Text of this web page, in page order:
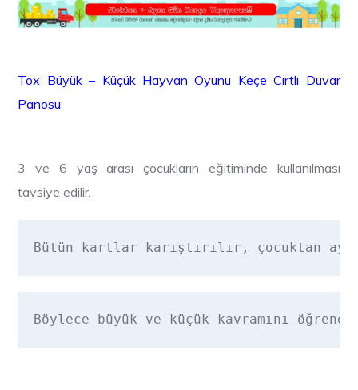
Tox Büyük – Küçük Hayvan Oyunu Keçe Cırtlı Duvar
Panosu
3 ve 6 yaş arası çocukların eğitiminde kullanılması
tavsiye edilir.
Bütün kartlar karıştırılır, çocuktan
Böylece büyük ve küçük kavramını